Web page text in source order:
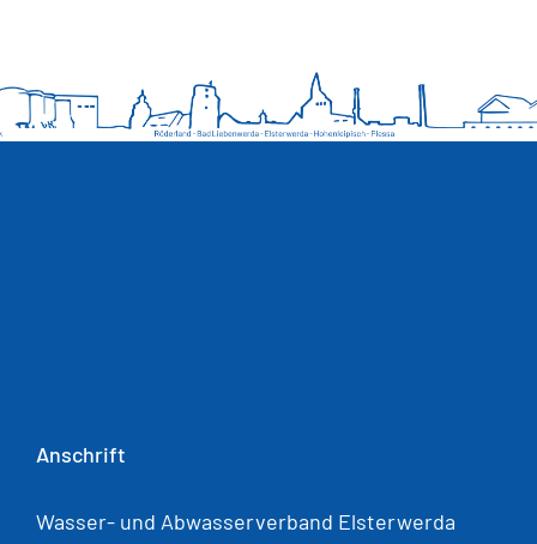
Anschrift
Wasser- und Abwasserverband Elsterwerda